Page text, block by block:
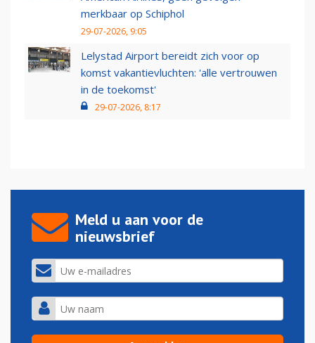
merkbaar op Schiphol
29-07-2026, 9:05
Lelystad Airport bereidt zich voor op
komst vakantievluchten: 'alle vertrouwen
in de toekomst'
29-07-2026, 8:17
Meld u aan voor de
nieuwsbrief